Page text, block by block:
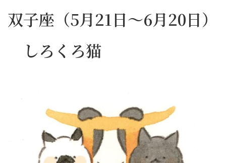
双子座（5月21日～6月20日）
しろくろ猫